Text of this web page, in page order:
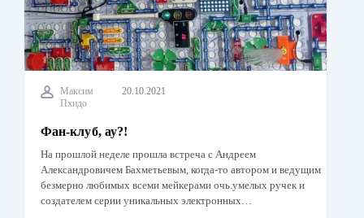
Максим
Пхидо
20.10.2021
Фан-клуб, ау?!
На прошлой неделе прошла встреча с Андреем
Александровичем Бахметьевым, когда-то автором и ведущим
безмерно любимых всеми мейкерами очь.умелых ручек и
создателем серии уникальных электронных…